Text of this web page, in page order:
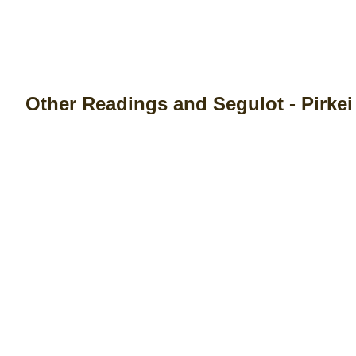
Other Readings and Segulot -